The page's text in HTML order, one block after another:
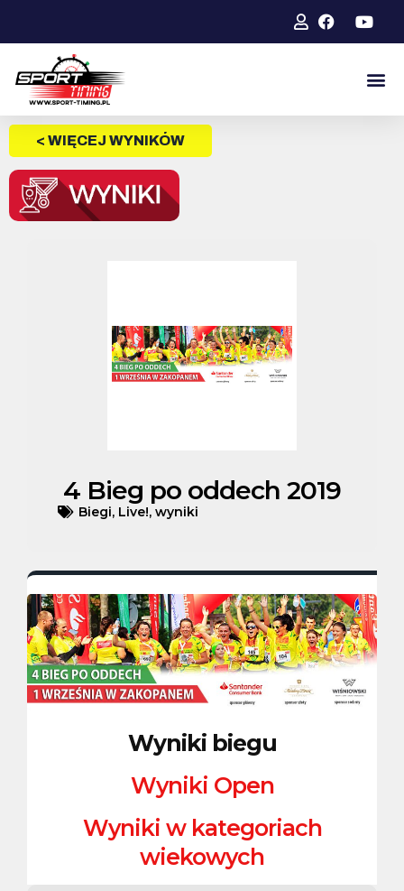
< WIĘCEJ WYNIKÓW
4 Bieg po oddech 2019
Biegi, Live!, wyniki
Wyniki biegu
Wyniki Open
Wyniki w kategoriach
wiekowych